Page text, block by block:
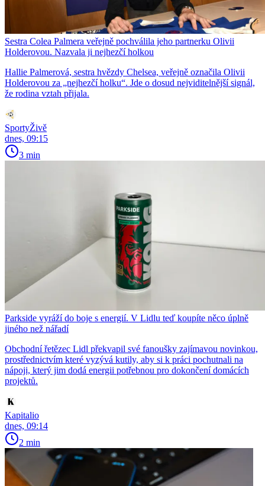
Sestra Colea Palmera veřejně pochválila jeho partnerku Olivii
Holderovou. Nazvala ji nejhezčí holkou
Hallie Palmerová, sestra hvězdy Chelsea, veřejně označila Olivii
Holderovou za „nejhezčí holku“. Jde o dosud nejviditelnější signál,
že rodina vztah přijala.
SportyŽivě
dnes, 09:15
3 min
Parkside vyráží do boje s energií. V Lidlu teď koupíte něco úplně
jiného než nářadí
Obchodní řetězec Lidl překvapil své fanoušky zajímavou novinkou,
prostřednictvím které vyzývá kutily, aby si k práci pochutnali na
nápoji, který jim dodá energii potřebnou pro dokončení domácích
projektů.
Kapitalio
dnes, 09:14
2 min